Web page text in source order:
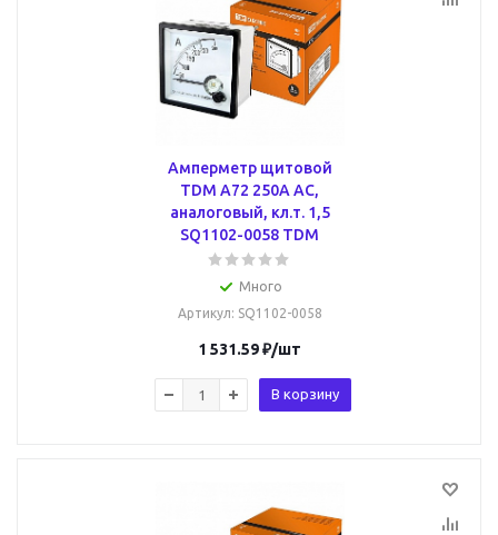
Амперметр щитовой
TDM А72 250А AC,
аналоговый, кл.т. 1,5
SQ1102-0058 TDM
Много
Артикул: SQ1102-0058
1 531.59₽/шт
В корзину